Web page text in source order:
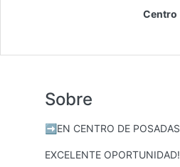
Centro
Sobre
➡️EN CENTRO DE POSADAS
EXCELENTE OPORTUNIDAD!